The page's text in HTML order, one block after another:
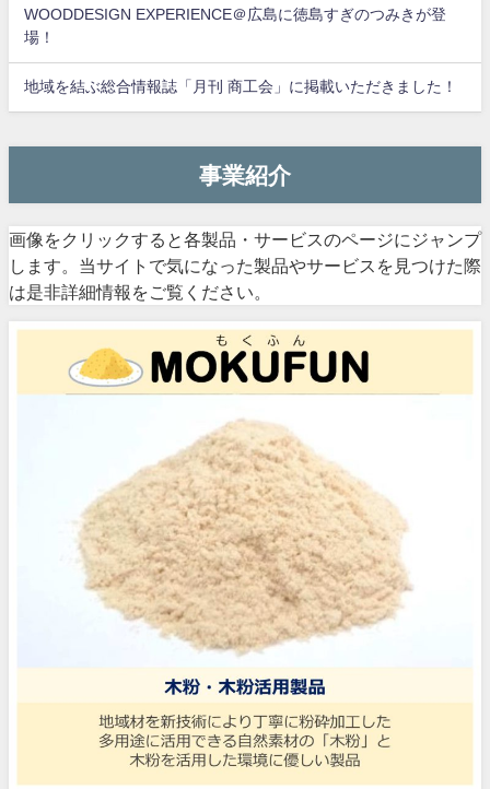
WOODDESIGN EXPERIENCE＠広島に徳島すぎのつみきが登
場！
地域を結ぶ総合情報誌「月刊 商工会」に掲載いただきました！
事業紹介
画像をクリックすると各製品・サービスのページにジャンプ
します。当サイトで気になった製品やサービスを見つけた際
は是非詳細情報をご覧ください。